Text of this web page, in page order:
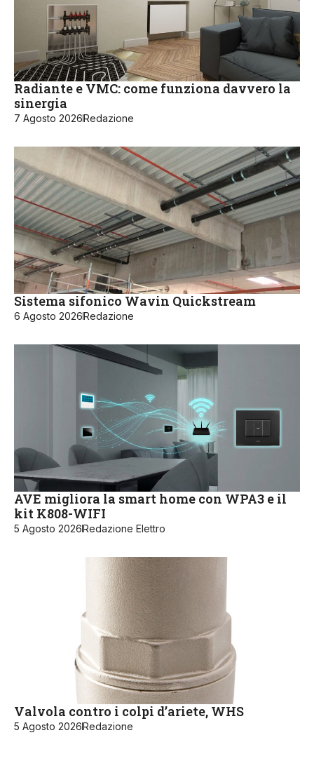
Radiante e VMC: come funziona davvero la
sinergia
7 Agosto 2026Redazione
Sistema sifonico Wavin Quickstream
6 Agosto 2026Redazione
AVE migliora la smart home con WPA3 e il
kit K808-WIFI
5 Agosto 2026Redazione Elettro
Valvola contro i colpi d’ariete, WHS
5 Agosto 2026Redazione